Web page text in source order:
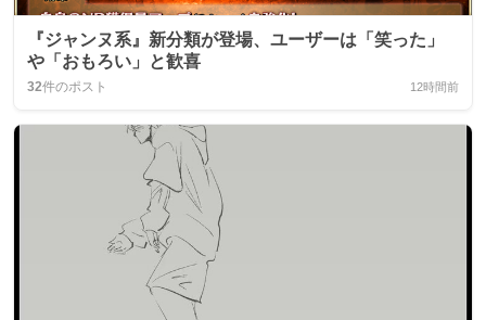
『ジャンヌ系』新分類が登場、ユーザーは「笑った」
や「おもろい」と歓喜
32件のポスト 12時間前